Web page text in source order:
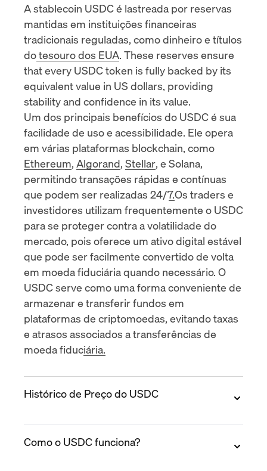
A stablecoin USDC é lastreada por reservas
mantidas em instituições financeiras
tradicionais reguladas, como dinheiro e títulos
dotesouro dos EUA. These reserves ensure
that every USDC token is fully backed by its
equivalent value in US dollars, providing
stability and confidence in its value.
Um dos principais benefícios do USDC é sua
facilidade de uso e acessibilidade. Ele opera
em várias plataformas blockchain, como
Ethereum, Algorand, Stellar, e Solana,
permitindo transações rápidas e contínuas
que podem ser realizadas 24/7.Os traders e
investidores utilizam frequentemente o USDC
para se proteger contra a volatilidade do
mercado, pois oferece um ativo digital estável
que pode ser facilmente convertido de volta
em moeda fiduciária quando necessário. O
USDC serve como uma forma conveniente de
armazenar e transferir fundos em
plataformas de criptomoedas, evitando taxas
e atrasos associados a transferências de
moeda fiduciária.
Histórico de Preço do USDC
2018
USDC foi listado nas exchanges em outubro
Como o USDC funciona?